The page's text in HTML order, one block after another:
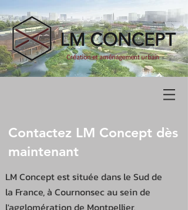
Contactez LM Concept dès
maintenant
LM Concept est située dans le Sud de
la France, à Cournonsec au sein de
l'agglomération de Montpellier,